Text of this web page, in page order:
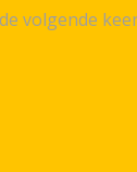
volgende